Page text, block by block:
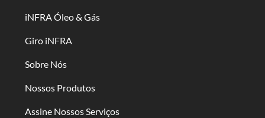
iNFRA Óleo & Gás
Giro iNFRA
Sobre Nós
Nossos Produtos
Assine Nossos Serviços